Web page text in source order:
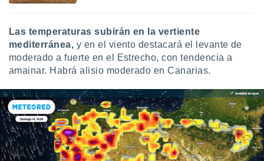
Las temperaturas subirán en la vertiente
mediterránea, y en el viento destacará el levante de
moderado a fuerte en el Estrecho, con tendencia a
amainar. Habrá alisio moderado en Canarias.